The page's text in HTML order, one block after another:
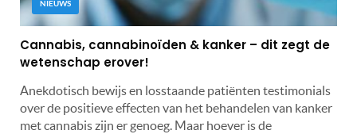
NIEUWS
Cannabis, cannabinoïden & kanker – dit zegt de
wetenschap erover!
Anekdotisch bewijs en losstaande patiënten testimonials
over de positieve effecten van het behandelen van kanker
met cannabis zijn er genoeg. Maar hoever is de